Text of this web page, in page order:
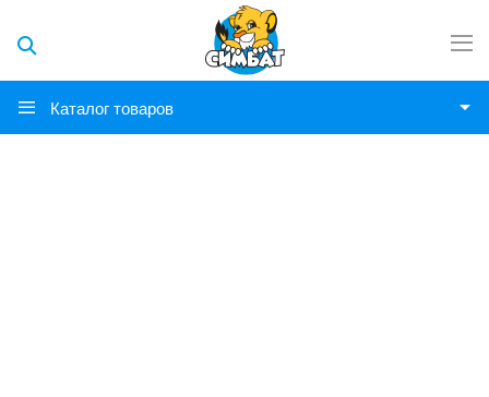
Каталог товаров